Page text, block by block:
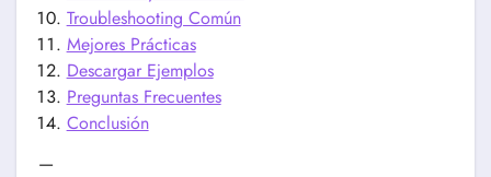
Troubleshooting Común
Mejores Prácticas
Descargar Ejemplos
Preguntas Frecuentes
Conclusión
—